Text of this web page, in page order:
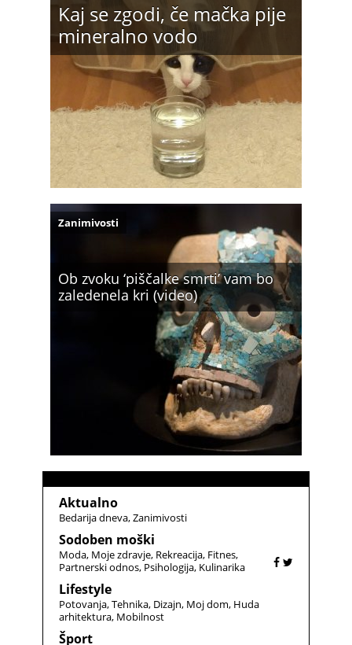
Kaj se zgodi, če mačka pije
mineralno vodo
Ob zvoku ‘piščalke smrti’ vam bo
zaledenela kri (video)
Zanimivosti
Aktualno
Bedarija dneva Zanimivosti
Sodoben moški
Moda Moje zdravje Rekreacija Fitnes
Partnerski odnos Psihologija Kulinarika
Lifestyle
Potovanja Tehnika Dizajn Moj dom Huda
arhitektura Mobilnost
Šport